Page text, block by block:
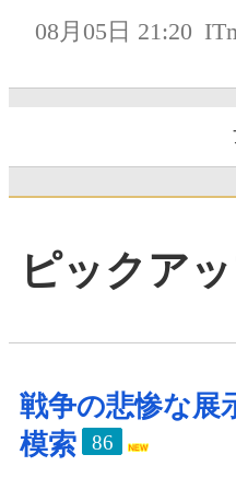
08月05日 21:20
ピックア
戦争の悲惨な展
模索
86